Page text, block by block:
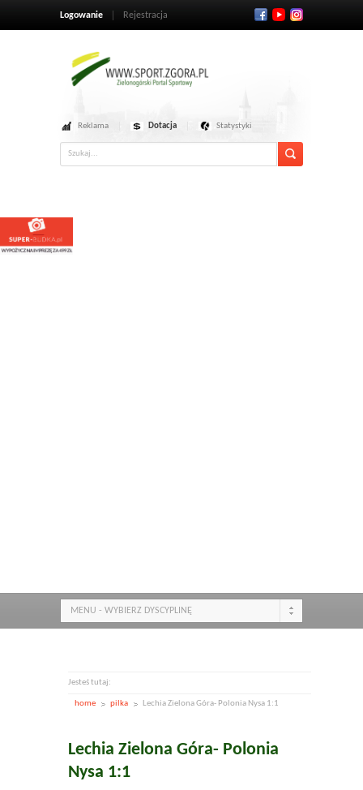
Logowanie Rejestracja
Reklama Dotacja Statystyki
MENU - WYBIERZ DYSCYPLINĘ
Jesteś tutaj:
home pilka Lechia Zielona Góra- Polonia Nysa 1:1
Lechia Zielona Góra- Polonia
Nysa 1:1